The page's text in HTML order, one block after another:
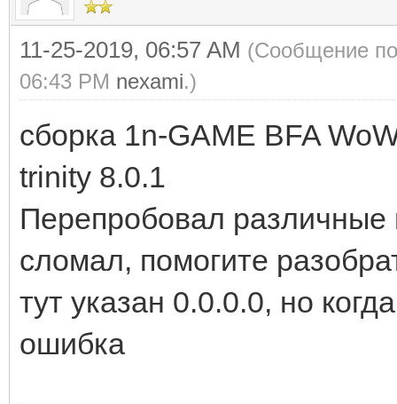
11-25-2019, 06:57 AM (Сообщение
06:43 PM nexami.)
сборка 1n-GAME BFA
trinity 8.0.1
Перепробовал различные
сломал, помогите
тут указан 0.0.0.0, но
ошибка